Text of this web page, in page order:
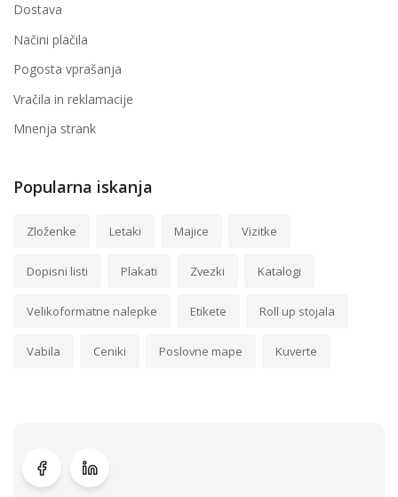
Dostava
Načini plačila
Pogosta vprašanja
Vračila in reklamacije
Mnenja strank
Popularna iskanja
Zloženke Letaki Majice Vizitke
Dopisni listi Plakati Zvezki Katalogi
Velikoformatne nalepke Etikete Roll up stojala
Vabila Ceniki Poslovne mape Kuverte